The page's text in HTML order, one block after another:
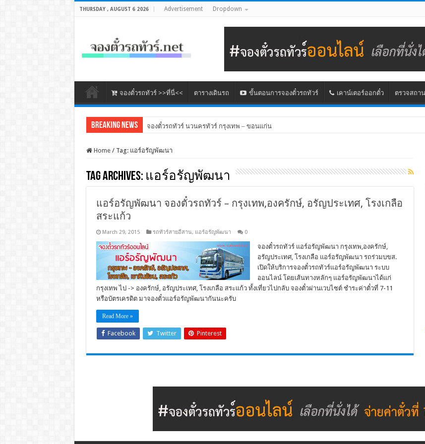
THURSDAY , AUGUST 6 2026 Advertisement Dropdown
จองตั๋วรถทัวร์ >>ที่นี่<< ตารางเดินรถ ขั้นตอนการจองตั๋วรถทัวร์ เคาน์เตอร์ออกตั๋ว ตรวจสถา
Breaking News จองตั๋วรถทัวร์ นวนครทัวร์ กรุงเทพ – ขอนแก่น
Home / Tag: แอร์อรัญพัฒนา
Tag Archives: แอร์อรัญพัฒนา
แอร์อรัญพัฒนา จองตั๋วรถทัวร์ – กรุงเทพ,องครักษ์, อรัญประเทศ, โรงเกลือ
สระแก้ว
March 29, 2015 รถทัวร์สายอีสาน, แอร์อรัญพัฒนา 0
จองตั๋วรถทัวร์ แอร์อรัญพัฒนา กรุงเทพ,องครักษ์,
อรัญประเทศ, โรงเกลือ แอร์อรัญพัฒนา รถร่วมบขส.
เปิดให้บริการจองตั๋วรถทัวร์แอร์อรัญพัฒนา ระบบ
ออนไลน์ โดยเส้นทางหลักๆ แอร์อรัญพัฒนาได้แก่
กรุงเทพ ไป -> องครักษ์, อรัญประเทศ, โรงเกลือ สระแก้ว ทั้งเที่ยวไปกลับ จองตั๋วผ่านเวบไซต์ ชำระค่าตั๋วที่ 7-11
หรือบัตรเครดิต มาจองตั๋วแอร์อรัญพัฒนากันนะครับ
Read More »
Facebook Twitter Pinterest